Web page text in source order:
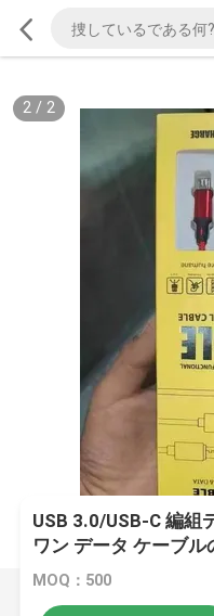
2/ 2
USB 3.0/USB-C 編組
ワン データ ケーブ
Windows
MOQ：500